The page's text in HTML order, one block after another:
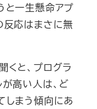
と一生懸命アプ
反応はまさに無
くと、プログラ
高い人は、ど
しまう傾向にあ